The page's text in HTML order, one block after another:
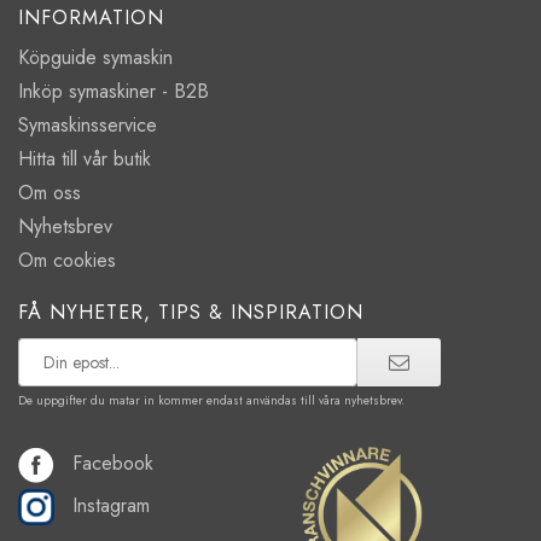
INFORMATION
Köpguide symaskin
Inköp symaskiner - B2B
Symaskinsservice
Hitta till vår butik
Om oss
Nyhetsbrev
Om cookies
FÅ NYHETER, TIPS & INSPIRATION
De uppgifter du matar in kommer endast användas till våra nyhetsbrev.
Facebook
Instagram